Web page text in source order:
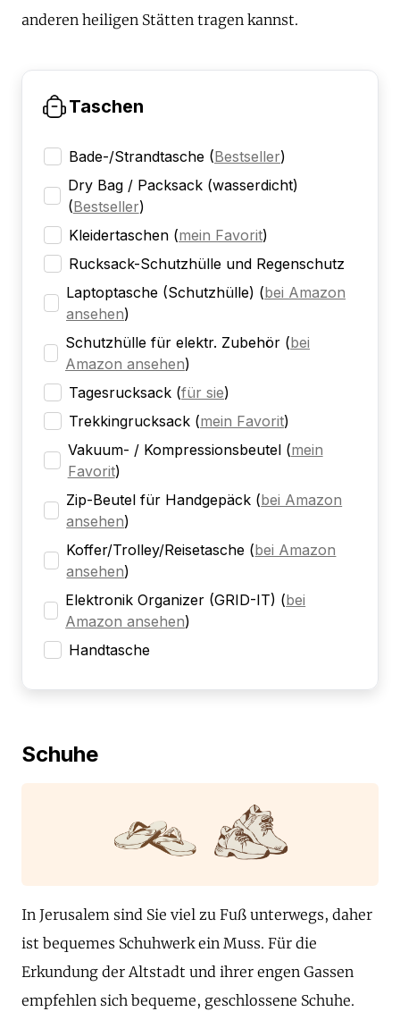
anderen heiligen Stätten tragen kannst.
Taschen
Bade-/Strandtasche (Bestseller)
Dry Bag / Packsack (wasserdicht)
(Bestseller)
Kleidertaschen (mein Favorit)
Rucksack-Schutzhülle und Regenschutz
Laptoptasche (Schutzhülle) (bei Amazon
ansehen)
Schutzhülle für elektr. Zubehör (bei
Amazon ansehen)
Tagesrucksack (für sie)
Trekkingrucksack (mein Favorit)
Vakuum- / Kompressionsbeutel (mein
Favorit)
Zip-Beutel für Handgepäck (bei Amazon
ansehen)
Koffer/Trolley/Reisetasche (bei Amazon
ansehen)
Elektronik Organizer (GRID-IT) (bei
Amazon ansehen)
Handtasche
Schuhe
In Jerusalem sind Sie viel zu Fuß unterwegs, daher
ist bequemes Schuhwerk ein Muss. Für die
Erkundung der Altstadt und ihrer engen Gassen
empfehlen sich bequeme, geschlossene Schuhe.